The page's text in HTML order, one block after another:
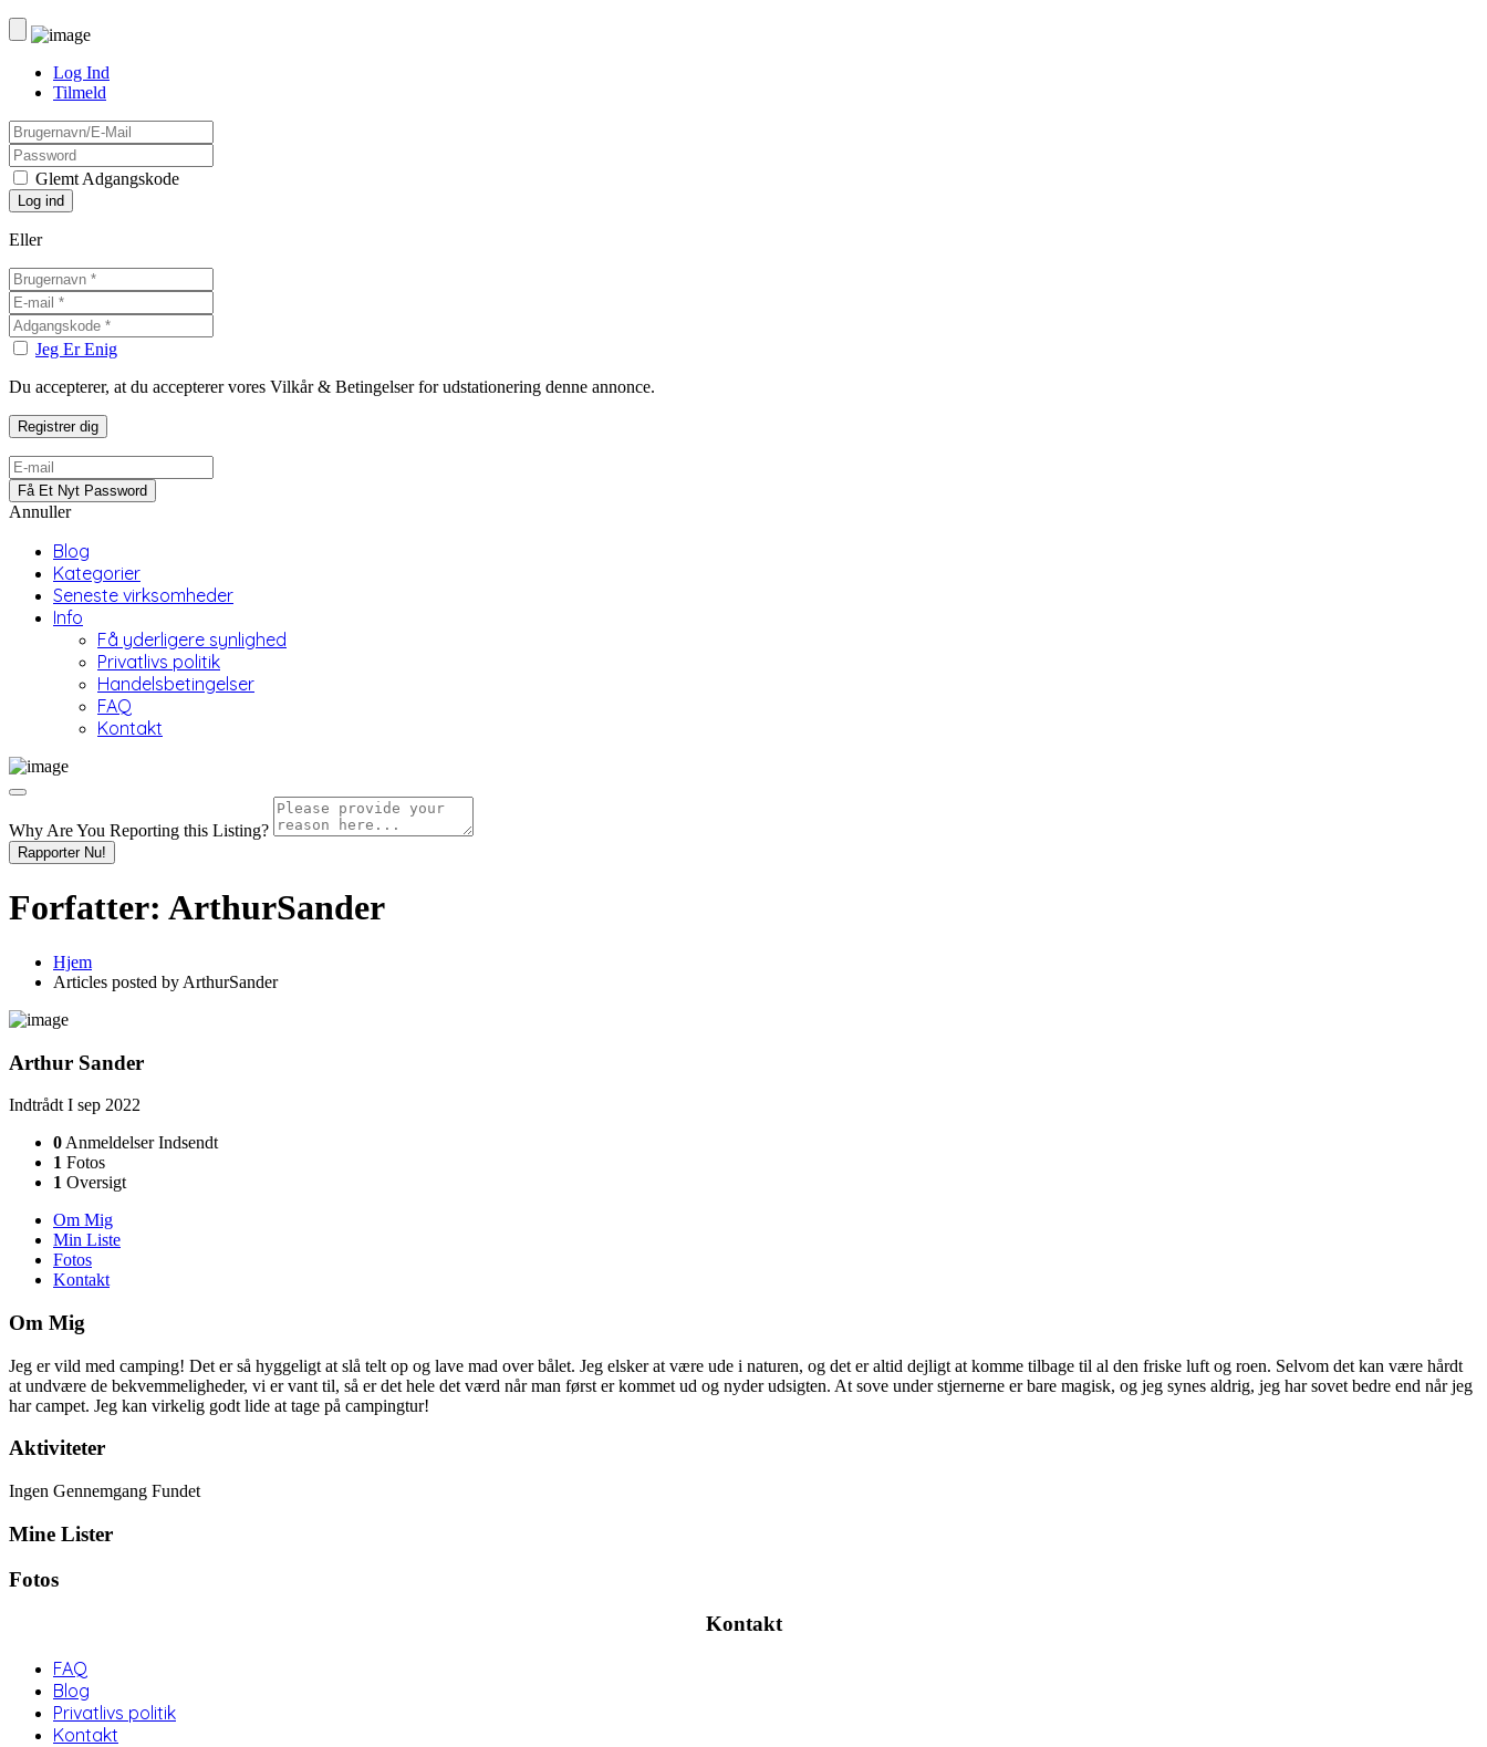
Log Ind
Tilmeld
Glemt Adgangskode
Eller
Jeg Er Enig
Du accepterer, at du accepterer vores Vilkår & Betingelser for udstationering denne annonce.
Annuller
Blog
Kategorier
Seneste virksomheder
Info
Få yderligere synlighed
Privatlivs politik
Handelsbetingelser
FAQ
Kontakt
Why Are You Reporting this Listing?
Rapporter Nu!
Forfatter: ArthurSander
Hjem
Articles posted by ArthurSander
Arthur Sander
Indtrådt I sep 2022
0 Anmeldelser Indsendt
1 Fotos
1 Oversigt
Om Mig
Min Liste
Fotos
Kontakt
Om Mig
Jeg er vild med camping! Det er så hyggeligt at slå telt op og lave mad over bålet. Jeg elsker at være ude i naturen, og det er altid dejligt at komme tilbage til al den friske luft og roen. Selvom det kan være hårdt
at undvære de bekvemmeligheder, vi er vant til, så er det hele det værd når man først er kommet ud og nyder udsigten. At sove under stjernerne er bare magisk, og jeg synes aldrig, jeg har sovet bedre end når jeg
har campet. Jeg kan virkelig godt lide at tage på campingtur!
Aktiviteter
Ingen Gennemgang Fundet
Mine Lister
Fotos
Kontakt
FAQ
Blog
Privatlivs politik
Kontakt